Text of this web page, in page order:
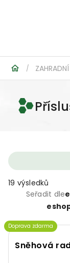
/
19 výsledků
Seřadit dle
Doprava zdarma
Sněhová